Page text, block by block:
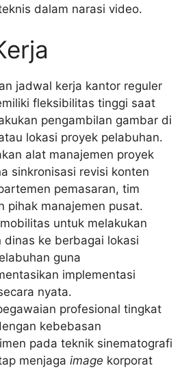
dalam narasi video.
jadwal kerja kantor reguler
fleksibilitas tinggi saat
pengambilan gambar di
lokasi proyek pelabuhan.
alat manajemen proyek
sinkronisasi revisi konten
pemasaran, tim
pihak manajemen pusat.
untuk melakukan
dinas ke berbagai lokasi
guna
implementasi
nyata.
profesional tingkat
kebebasan
pada teknik sinematografi
menjaga image korporat